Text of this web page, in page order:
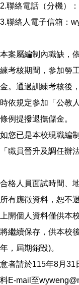
2.聯絡電話（分機）
3.聯絡人電子信箱：
本案屬編制內職缺，
練考核期間，參加勞
金。通過訓練考核後
時依規定參加「公教
條例提撥退撫儲金。
如您已是本校現職編
「職員晉升及調任辦
合格人員面試時間、
所有應徵資料，恕不退
上開個人資料僅供本
將繼續保存，供本校
年，屆期銷毀)。
意者請於115年8月31
料E-mail至